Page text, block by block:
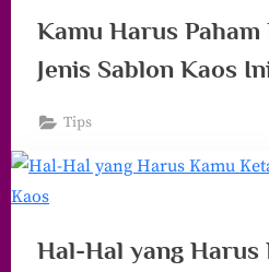
Kamu Harus Paham
Jenis Sablon Kaos
Tips
Hal-Hal yang Harus